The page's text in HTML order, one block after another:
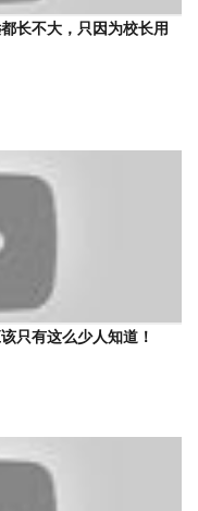
长不大，只因为校长用
只有这么少人知道！